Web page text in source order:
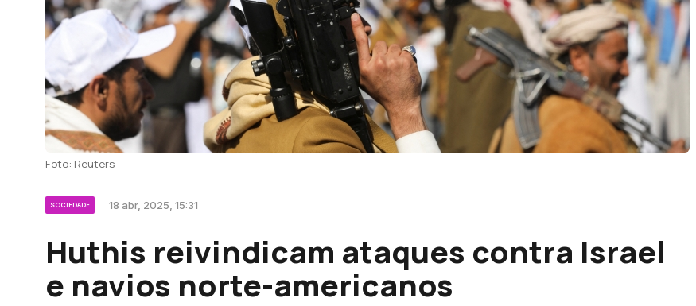
Foto: Reuters
SOCIEDADE 18 abr, 2025, 15:31
Huthis reivindicam ataques contra Israel
e navios norte-americanos